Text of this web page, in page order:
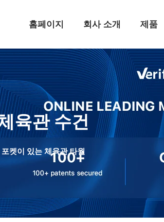
홈페이지 회사 소개 제품
육관 수건
포켓이 있는 체육관 타월